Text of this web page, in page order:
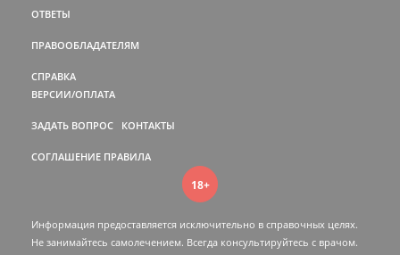
ОТВЕТЫ
ПРАВООБЛАДАТЕЛЯМ
СПРАВКА
ВЕРСИИ/ОПЛАТА
ЗАДАТЬ ВОПРОС КОНТАКТЫ
СОГЛАШЕНИЕ ПРАВИЛА
18+
Информация предоставляется исключительно в справочных целях.
Не занимайтесь самолечением. Всегда консультируйтесь c врачом.